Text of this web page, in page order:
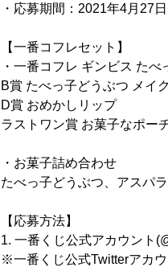
・応募期間：2021年4月27
【一番コフレセット】
・一番コフレ ギンビス たべ
B賞 たべっ子どうぶつ メイ
D賞 おめかしリップ
ラストワン賞 お菓子なポー
・お菓子詰め合わせ
たべっ子どうぶつ、アスパ
【応募方法】
1. 一番くじ公式アカウント
※一番くじ公式Twitterアカ